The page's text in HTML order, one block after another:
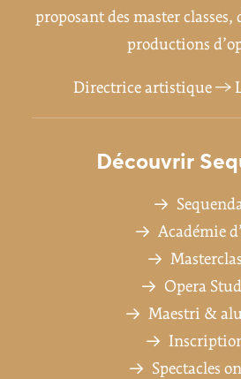
proposant des master classes,
productions
Directrice artistique →
Découvrir
Académie
Opera
Maestri &
Spectacles